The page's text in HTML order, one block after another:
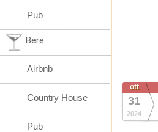
ott
31
2024
Pub
Bere
Airbnb
Country House
Pub